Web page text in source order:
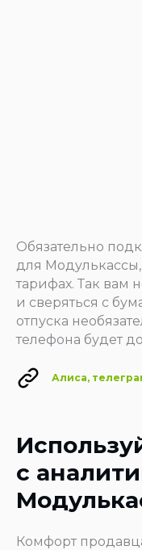
Обязательно
для Модулькассы,
тарифах. Так вам
и сверяться с
отпуска
телефона будет
Алиса,
с
Комфорт